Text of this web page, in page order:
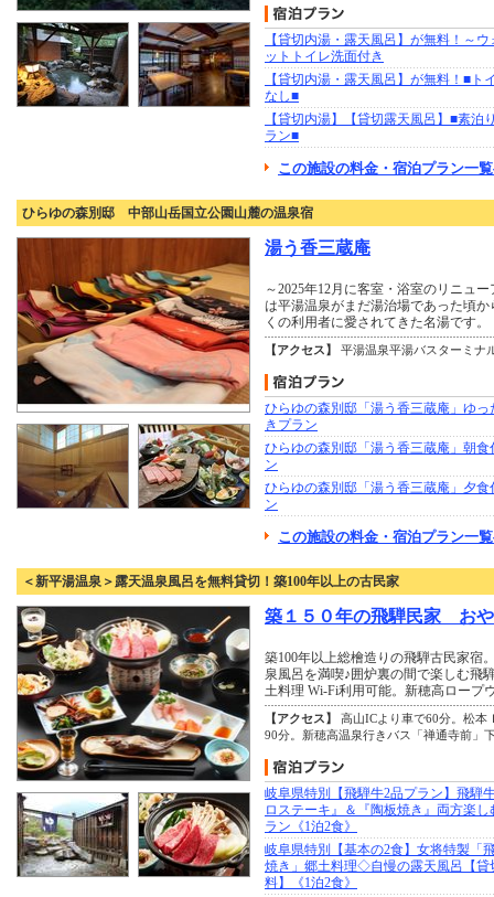
【貸切内湯・露天風呂】が無料！～
ットトイレ洗面付き
【貸切内湯・露天風呂】が無料！■ト
なし■
【貸切内湯】【貸切露天風呂】■素泊
ラン■
この施設の料金・宿泊プラン一
ひらゆの森別邸 中部山岳国立公園山麓の温泉宿
湯う香三蔵庵
～2025年12月に客室・浴室のリニュ
は平湯温泉がまだ湯治場であった頃
くの利用者に愛されてきた名湯です。
【アクセス】 平湯温泉平湯バスターミナ
ひらゆの森別邸「湯う香三蔵庵」ゆっ
きプラン
ひらゆの森別邸「湯う香三蔵庵」朝食
ン
ひらゆの森別邸「湯う香三蔵庵」夕食
ン
この施設の料金・宿泊プラン一
＜新平湯温泉＞露天温泉風呂を無料貸切！築100年以上の古民家
築１５０年の飛騨民家 お
築100年以上総檜造りの飛騨古民家宿
泉風呂を満喫♪囲炉裏の間で楽しむ飛
土料理 Wi-Fi利用可能。新穂高ロープ
【アクセス】
高山ICより車で60分。松本
90分。新穂高温泉行きバス「禅通寺前」
岐阜県特別【飛騨牛2品プラン】飛騨
ロステーキ』＆『陶板焼き』両方楽し
ラン《1泊2食》
岐阜県特別【基本の2食】女将特製「
焼き」郷土料理◇自慢の露天風呂【貸
料】《1泊2食》